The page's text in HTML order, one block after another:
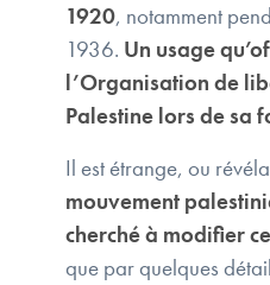
1920, notamment
1936. Un usage
l’Organisation de
Palestine lors de sa
Il est étrange, ou
mouvement
cherché à modifier
que par quelques